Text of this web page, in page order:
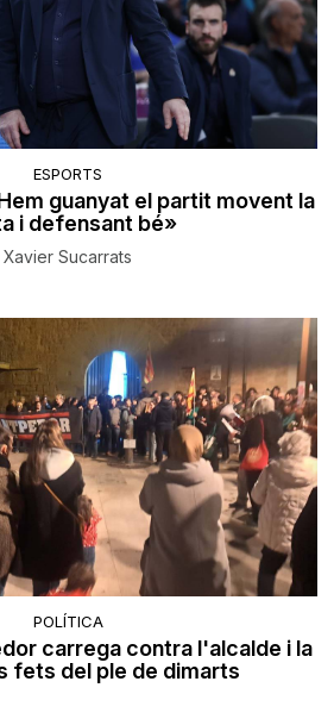
ESPORTS
guanyat el partit movent la
i defensant bé»
Xavier Sucarrats
POLÍTICA
carrega contra l'alcalde i la
fets del ple de dimarts